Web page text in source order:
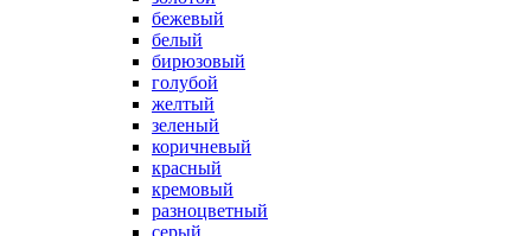
бежевый
белый
бирюзовый
голубой
желтый
зеленый
коричневый
красный
кремовый
разноцветный
серый